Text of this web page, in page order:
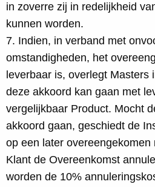
in zoverre zij in redelijkheid
kunnen worden.
7. Indien, in verband met
omstandigheden, het
leverbaar is, overlegt Masters
deze akkoord kan gaan met
vergelijkbaar Product. Mocht
akkoord gaan, geschiedt de
op een later overeengekomen
Klant de Overeenkomst
worden de 10%